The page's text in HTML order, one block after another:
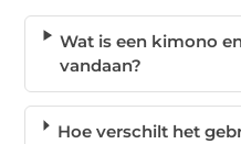
Wat is een kimono
vandaan?
Hoe verschilt het